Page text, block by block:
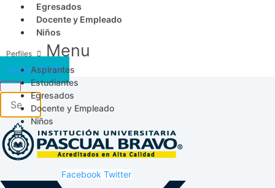
Egresados
Docente y Empleado
Niños
Menu
Aspirantes
Estudiantes
Egresados
Docente y Empleado
Niños
Acceso SICAU
Facebook Twitter